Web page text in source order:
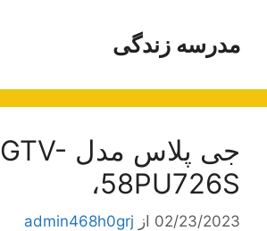
محتوامدرسه زندگی
جی پلاس مدل GTV-
58PU726S،
02/23/2023 از admin468h0grj